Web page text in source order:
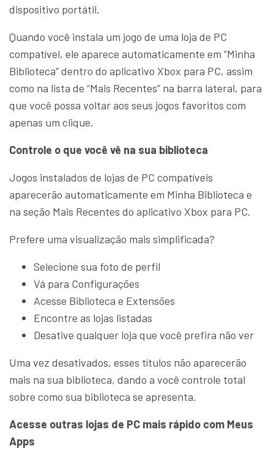
dispositivo portátil.
Quando você instala um jogo de uma loja de PC
compatível, ele aparece automaticamente em “Minha
Biblioteca” dentro do aplicativo Xbox para PC, assim
como na lista de “Mais Recentes” na barra lateral, para
que você possa voltar aos seus jogos favoritos com
apenas um clique.
Controle o que você vê na sua biblioteca
Jogos instalados de lojas de PC compatíveis
aparecerão automaticamente em Minha Biblioteca e
na seção Mais Recentes do aplicativo Xbox para PC.
Prefere uma visualização mais simplificada?
Selecione sua foto de perfil
Vá para Configurações
Acesse Biblioteca e Extensões
Encontre as lojas listadas
Desative qualquer loja que você prefira não ver
Uma vez desativados, esses títulos não aparecerão
mais na sua biblioteca, dando a você controle total
sobre como sua biblioteca se apresenta.
Acesse outras lojas de PC mais rápido com Meus
Apps